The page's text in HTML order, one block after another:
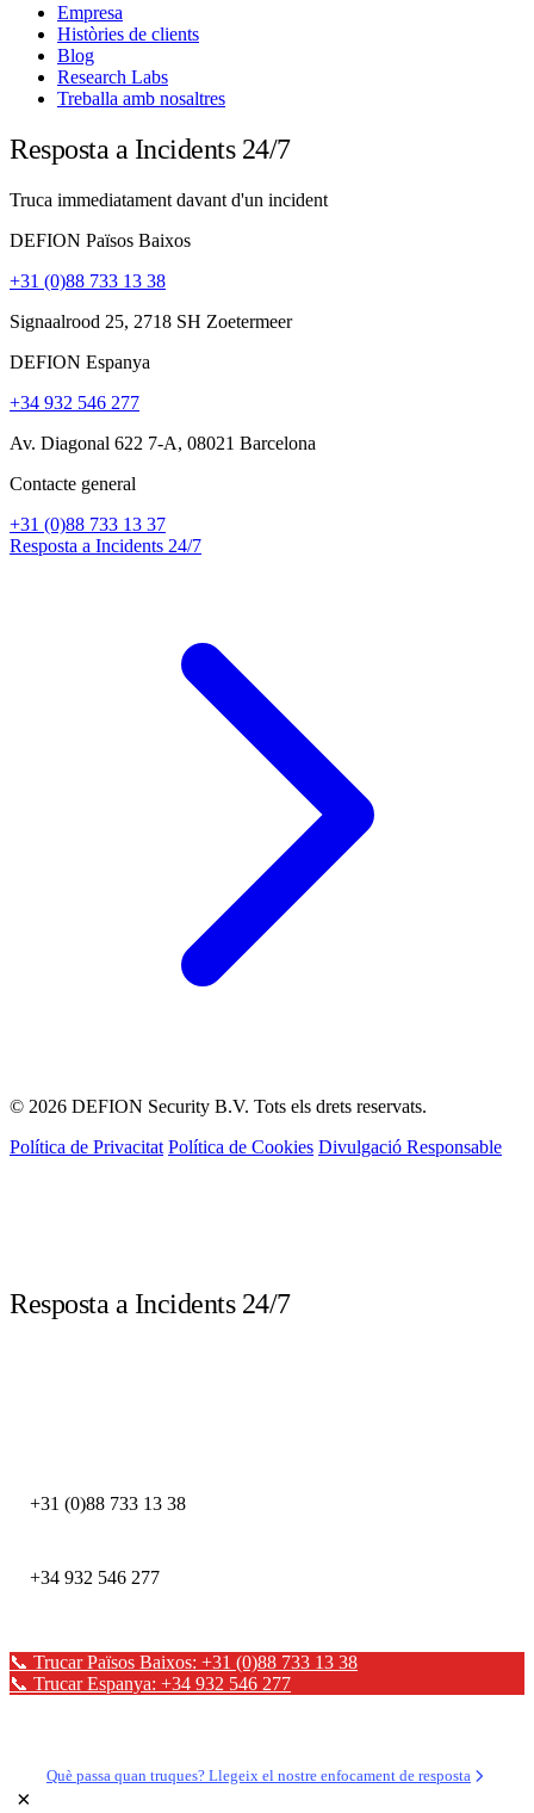
Empresa
Històries de clients
Blog
Research Labs
Treballa amb nosaltres
Resposta a Incidents 24/7
Truca immediatament davant d'un incident
DEFION Països Baixos
+31 (0)88 733 13 38
Signaalrood 25, 2718 SH Zoetermeer
DEFION Espanya
+34 932 546 277
Av. Diagonal 622 7-A, 08021 Barcelona
Contacte general
+31 (0)88 733 13 37
Resposta a Incidents 24/7
© 2026 DEFION Security B.V. Tots els drets reservats.
Política de Privacitat Política de Cookies Divulgació Responsable
Resposta a Incidents 24/7
+31 (0)88 733 13 38
+34 932 546 277
📞 Trucar Països Baixos: +31 (0)88 733 13 38
📞 Trucar Espanya: +34 932 546 277
Què passa quan truques? Llegeix el nostre enfocament de resposta
×